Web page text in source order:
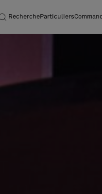
RechercheParticuliers